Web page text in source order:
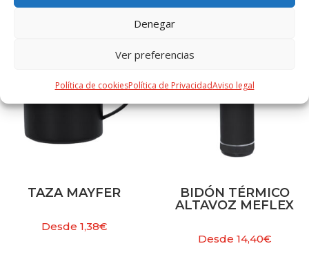
Denegar
Ver preferencias
Política de cookiesPolítica de PrivacidadAviso legal
TAZA MAYFER
Desde 1,38€
BIDÓN TÉRMICO
ALTAVOZ MEFLEX
Desde 14,40€